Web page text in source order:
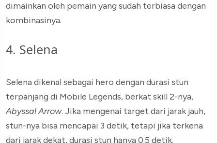
dimainkan oleh pemain yang sudah terbiasa dengan
kombinasinya.
4. Selena
Selena dikenal sebagai hero dengan durasi stun
terpanjang di Mobile Legends, berkat skill 2-nya,
Abyssal Arrow. Jika mengenai target dari jarak jauh,
stun-nya bisa mencapai 3 detik, tetapi jika terkena
dari jarak dekat, durasi stun hanya 0.5 detik.